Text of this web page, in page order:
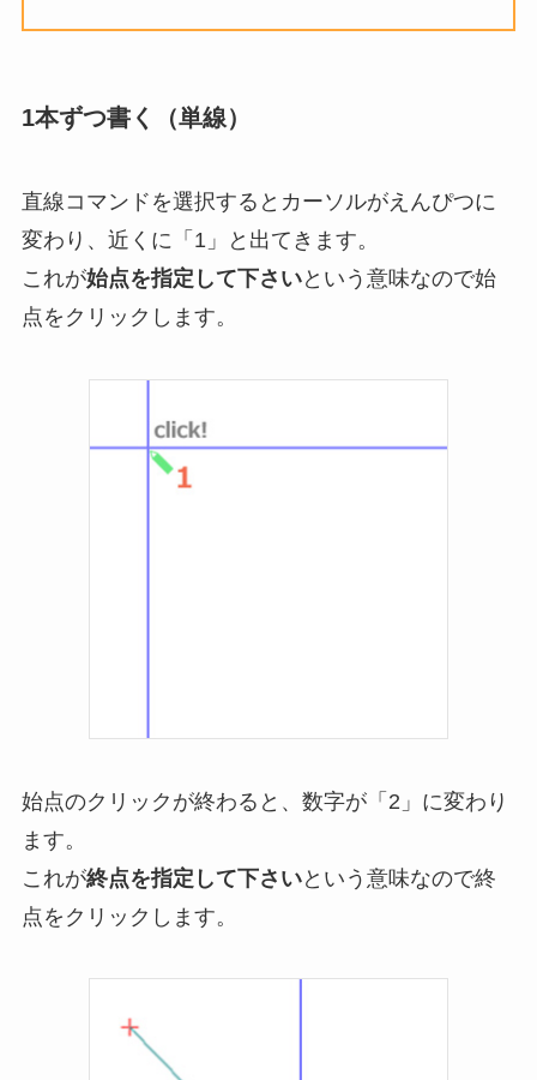
1本ずつ書く（単線）
直線コマンドを選択するとカーソルがえんぴつに
変わり、近くに「1」と出てきます。
これが始点を指定して下さいという意味なので始
点をクリックします。
始点のクリックが終わると、数字が「2」に変わり
ます。
これが終点を指定して下さいという意味なので終
点をクリックします。